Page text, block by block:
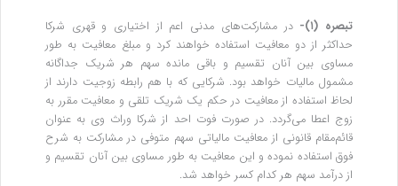
تبصره (۱)-
در مشارکت‌های مدنی اعم از اختیاری و قهری شرکا
حداکثر از دو معافیت استفاده خواهند کرد و مبلغ معافیت به طور
مساوی بین آنان تقسیم و باقی مانده سهم هر شریک جداگانه
مشمول مالیات خواهد بود. شرکایی که با هم رابطه زوجیت دارند از
لحاظ استفاده از معافیت در حکم یک شریک تلقی و معافیت مقرر به
زوج اعطا می‌گردد. در صورت فوت احد از شرکا وراث وی به عنوان
قائم‌مقام قانونی از معافیت مالیاتی سهم متوفی در مشارکت به شرح
فوق استفاده نموده و این معافیت به طور مساوی بین آنان تقسیم و
از درآمد سهم هر کدام کسر خواهد شد.